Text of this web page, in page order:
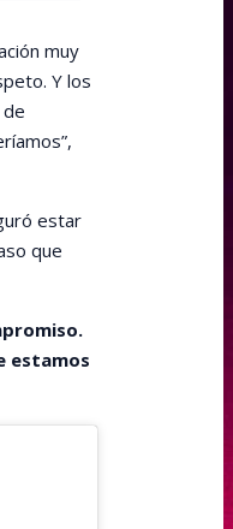
muy
Y los
estar
que
estamos